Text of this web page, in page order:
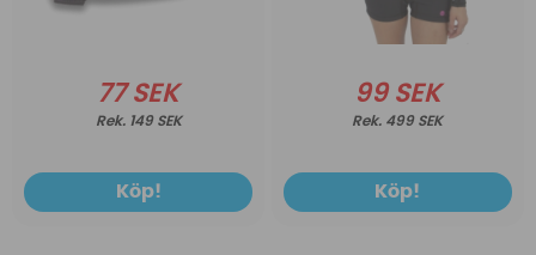
77 SEK
149 SEK
Köp!
99 SEK
499 SEK
Köp!